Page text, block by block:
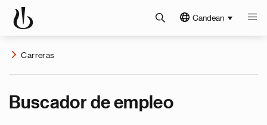
Candean
Carreras
Buscador de empleo